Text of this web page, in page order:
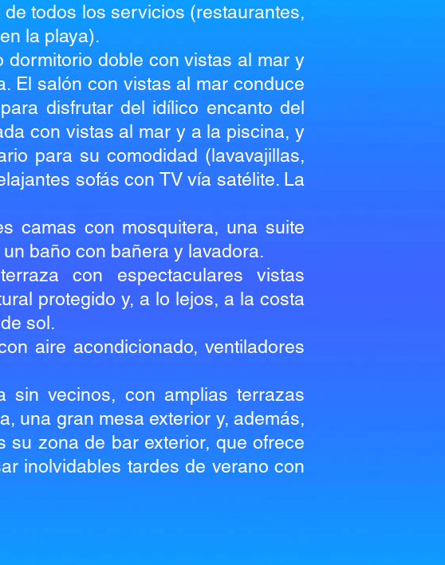
todos los servicios (restaurantes,
la playa).
doble con vistas al mar y
El salón con vistas al mar conduce
disfrutar del idílico encanto del
con vistas al mar y a la piscina, y
para su comodidad (lavavajillas,
sofás con TV vía satélite. La
camas con mosquitera, una suite
baño con bañera y lavadora.
con espectaculares vistas
protegido y, a lo lejos, a la costa
sol.
aire acondicionado, ventiladores
sin vecinos, con amplias terrazas
una gran mesa exterior y, además,
su zona de bar exterior, que ofrece
inolvidables tardes de verano con